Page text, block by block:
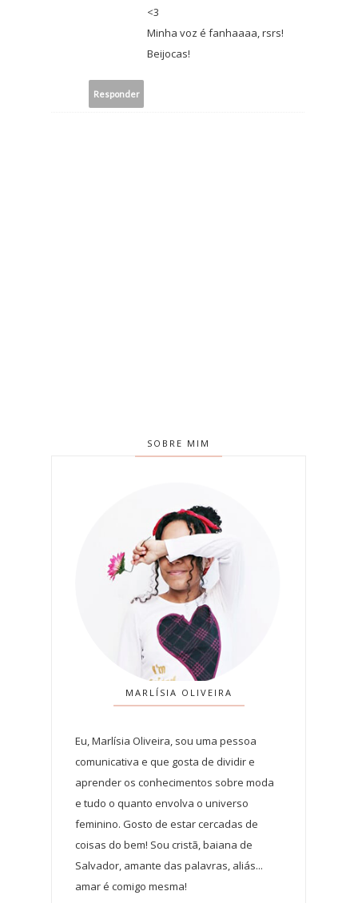
<3
Minha voz é fanhaaaa, rsrs!
Beijocas!
Responder
SOBRE MIM
MARLÍSIA OLIVEIRA
Eu, Marlísia Oliveira, sou uma pessoa
comunicativa e que gosta de dividir e
aprender os conhecimentos sobre moda
e tudo o quanto envolva o universo
feminino. Gosto de estar cercadas de
coisas do bem! Sou cristã, baiana de
Salvador, amante das palavras, aliás...
amar é comigo mesma!